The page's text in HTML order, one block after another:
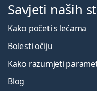
Savjeti naših
Kako početi s lećama
Bolesti očiju
Kako razumjeti
Blog